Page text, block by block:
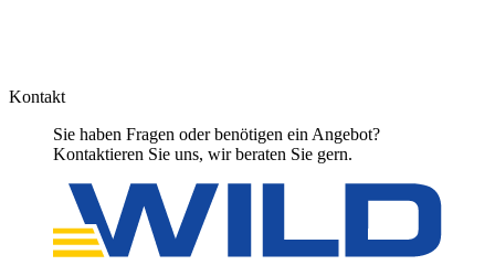
Kontakt
Sie haben Fragen oder benötigen ein Angebot?
Kontaktieren Sie uns, wir beraten Sie gern.